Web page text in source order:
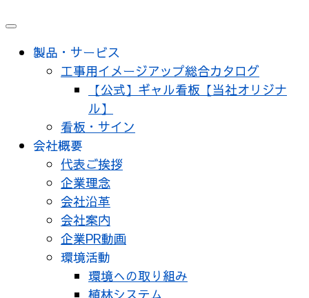
メ
製品・サービス
工事用イメージアップ総合カタログ
【公式】ギャル看板【当社オリジナ
ル】
看板・サイン
会社概要
代表ご挨拶
企業理念
会社沿革
会社案内
企業PR動画
環境活動
環境への取り組み
植林システム